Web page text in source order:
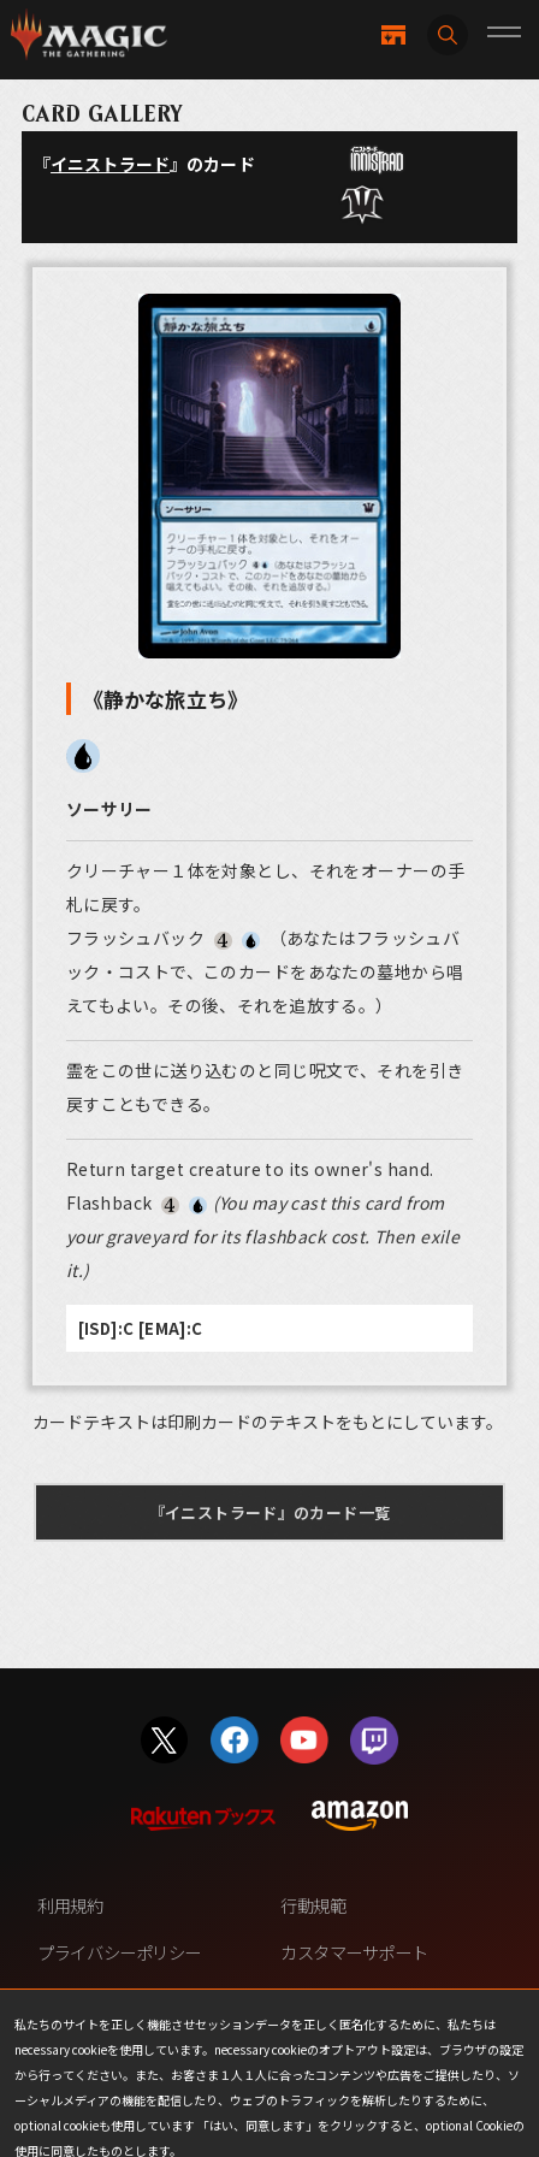
CARD GALLERY
『イニストラード』のカード
《静かな旅立ち》
ソーサリー
クリーチャー１体を対象とし、それをオーナーの手
札に戻す。
フラッシュバック
（あなたはフラッシュバ
ック・コストで、このカードをあなたの墓地から唱
えてもよい。その後、それを追放する。）
霊をこの世に送り込むのと同じ呪文で、それを引き
戻すこともできる。
Return target creature to its owner's hand.
Flashback
(You may cast this card from
your graveyard for its flashback cost. Then exile
it.)
[ISD]:C [EMA]:C
カードテキストは印刷カードのテキストをもとにしています。
『イニストラード』のカード一覧
私たちのサイトを正しく機能させセッションデータを正しく匿名化するために、私たちは
necessary cookieを使用しています。necessary cookieのオプトアウト設定は、ブラウザの設定
から行ってください。また、お客さま１人１人に合ったコンテンツや広告をご提供したり、ソ
ーシャルメディアの機能を配信したり、ウェブのトラフィックを解析したりするために、
optional cookieも使用しています 「はい、同意します」をクリックすると、optional Cookieの
使用に同意したものとします。
利用規約
行動規範
プライバシーポリシー
カスタマーサポート
ファンコンテンツ・ポリシー
個人情報の販売や共有を許可し
ない
COOKIE
プレスリリース
会社情報
お問い合わせ